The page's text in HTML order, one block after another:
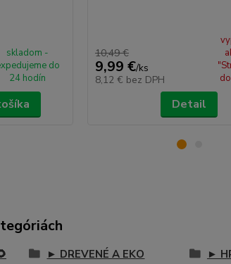
skladom -
do
24 hodín
10,49 €
9,99 €/ks
8,12 € bez DPH
Detail
► DREVENÉ A EKO ►